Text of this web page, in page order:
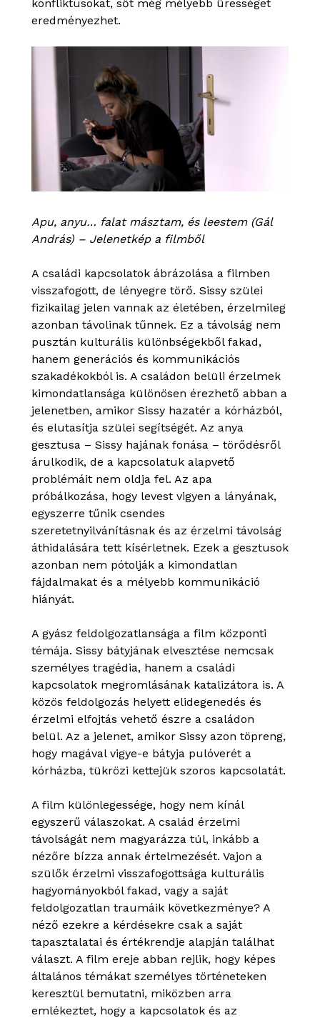
konfliktusokat, sőt még mélyebb ürességet
eredményezhet.
Apu, anyu… falat másztam, és leestem (Gál
András) – Jelenetkép a filmből
A családi kapcsolatok ábrázolása a filmben
visszafogott, de lényegre törő. Sissy szülei
fizikailag jelen vannak az életében, érzelmileg
azonban távolinak tűnnek. Ez a távolság nem
pusztán kulturális különbségekből fakad,
hanem generációs és kommunikációs
szakadékokból is. A családon belüli érzelmek
kimondatlansága különösen érezhető abban a
jelenetben, amikor Sissy hazatér a kórházból,
és elutasítja szülei segítségét. Az anya
gesztusa – Sissy hajának fonása – törődésről
árulkodik, de a kapcsolatuk alapvető
problémáit nem oldja fel. Az apa
próbálkozása, hogy levest vigyen a lányának,
egyszerre tűnik csendes
szeretetnyilvánításnak és az érzelmi távolság
áthidalására tett kísérletnek. Ezek a gesztusok
azonban nem pótolják a kimondatlan
fájdalmakat és a mélyebb kommunikáció
hiányát.
A gyász feldolgozatlansága a film központi
témája. Sissy bátyjának elvesztése nemcsak
személyes tragédia, hanem a családi
kapcsolatok megromlásának katalizátora is. A
közös feldolgozás helyett elidegenedés és
érzelmi elfojtás vehető észre a családon
belül. Az a jelenet, amikor Sissy azon töpreng,
hogy magával vigye-e bátyja pulóverét a
kórházba, tükrözi kettejük szoros kapcsolatát.
A film különlegessége, hogy nem kínál
egyszerű válaszokat. A család érzelmi
távolságát nem magyarázza túl, inkább a
nézőre bízza annak értelmezését. Vajon a
szülők érzelmi visszafogottsága kulturális
hagyományokból fakad, vagy a saját
feldolgozatlan traumáik következménye? A
néző ezekre a kérdésekre csak a saját
tapasztalatai és értékrendje alapján találhat
választ. A film ereje abban rejlik, hogy képes
általános témákat személyes történeteken
keresztül bemutatni, miközben arra
emlékeztet, hogy a kapcsolatok és az